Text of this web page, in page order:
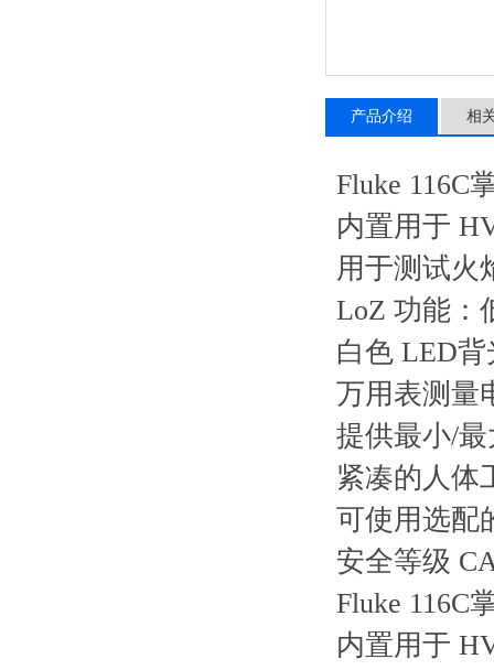
产品介绍 相
Fluke 116C
内置用于
用于测试火
LoZ 功能：
白色 LED
万用表测量
提供最小/
紧凑的人体
可使用选配
安全等级
Fluke 116C
内置用于